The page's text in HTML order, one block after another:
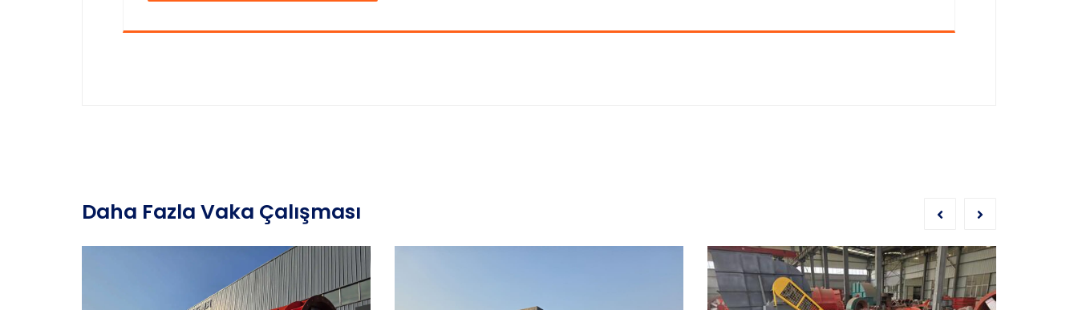
Daha Fazla Vaka Çalışması